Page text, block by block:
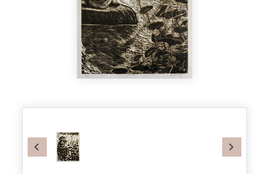
Previous